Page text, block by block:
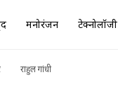
मनोरंजन टेक्नोलॉजी
राहुल गांधी